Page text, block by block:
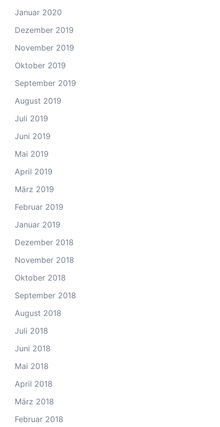
Januar 2020
Dezember 2019
November 2019
Oktober 2019
September 2019
August 2019
Juli 2019
Juni 2019
Mai 2019
April 2019
März 2019
Februar 2019
Januar 2019
Dezember 2018
November 2018
Oktober 2018
September 2018
August 2018
Juli 2018
Juni 2018
Mai 2018
April 2018
März 2018
Februar 2018